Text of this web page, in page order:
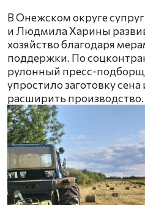
В Онежском округе
и Людмила Харины
хозяйство благодаря
поддержки. По
рулонный пресс-
упростило заготовку
расширить производство.